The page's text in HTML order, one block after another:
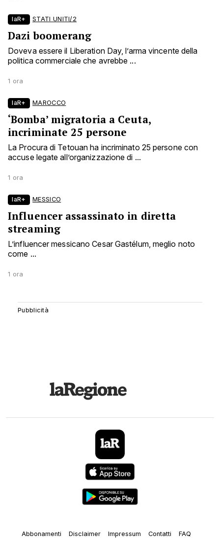
laR+ STATI UNITI/2
Dazi boomerang
Doveva essere il Liberation Day, l’arma vincente della
politica commerciale che avrebbe ...
1 ora
laR+ MAROCCO
‘Bomba’ migratoria a Ceuta,
incriminate 25 persone
La Procura di Tetouan ha incriminato 25 persone con
accuse legate all’organizzazione di ...
1 ora
laR+ MESSICO
Influencer assassinato in diretta
streaming
L’influencer messicano Cesar Gastélum, meglio noto
come ...
1 ora
Abbonamenti Disclaimer Impressum Contatti FAQ